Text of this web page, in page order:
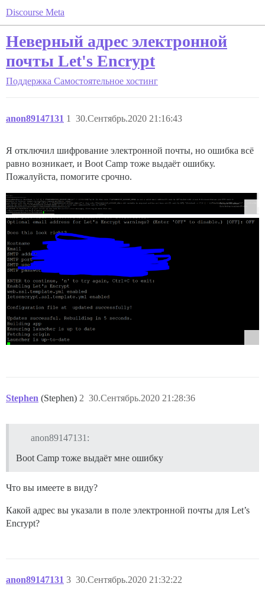
Discourse Meta
Неверный адрес электронной
почты Let's Encrypt
Поддержка Самостоятельное хостинг
anon89147131 30.Сентябрь.2020 21:16:43
1
Я отключил шифрование электронной почты, но ошибка всё
равно возникает, и Boot Camp тоже выдаёт ошибку.
Пожалуйста, помогите срочно.
Stephen (Stephen) 30.Сентябрь.2020 21:28:36
2
anon89147131:
Boot Camp тоже выдаёт мне ошибку
Что вы имеете в виду?
Какой адрес вы указали в поле электронной почты для Let’s
Encrypt?
anon89147131 30.Сентябрь.2020 21:32:22
3